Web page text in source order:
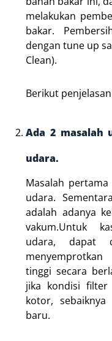
melakukan
bakar.
dengan tune up
Clean).
Berikut
Ada 2 masalah
udara.
Masalah
udara.
adalah adanya
vakum.Untuk
udara, dapat
tinggi secara
jika kondisi
kotor,
baru.